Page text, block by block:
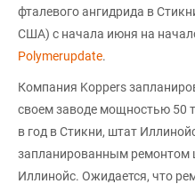
фталевого ангидрида в
США) с начала июня на
Polymerupdate.
Компания Koppers
своем заводе мощностью 50
в год в Стикни, штат
запланированным ремонтом
Иллинойс. Ожидается, что